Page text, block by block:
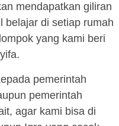
mendapatkan giliran
belajar di setiap rumah
yang kami beri
pemerintah
pemerintah
agar kami bisa di